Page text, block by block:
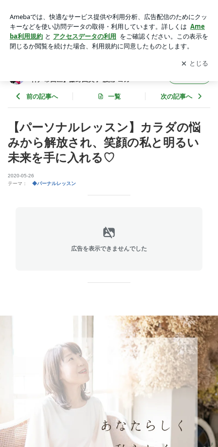
と明るい未来を手に入れる♡ | ご機嫌に暮らそう！大人のカラ
ダ塾【明石市 神戸市西区】藤野由美子 腰痛 ヨガ
アプリをダウンロードして ブログの更新通知
を受け取りまし
ょう。
開く
神戸市西区】藤野由美子 腰痛 ヨガ
前の記事へ 一覧 次の記事へ
【パーソナルレッスン】カラダの悩
みから解放され、笑顔の私と明るい
未来を手に入れる♡
2020-05-26
テーマ：
◆パーナルレッスン
広告を表示できませんでした